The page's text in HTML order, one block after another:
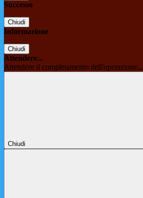
Successo
Chiudi
Informazione
Chiudi
Attendere...
Attendere il completamento dell'operazione...
Chiudi